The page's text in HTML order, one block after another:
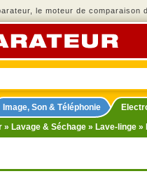
le moteur de comparaison
Image, Son & Téléphonie
» Lavage & Séchage » Lave-linge »